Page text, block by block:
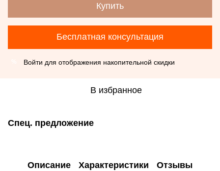
Купить
Бесплатная консультация
Войти для отображения накопительной скидки
В избранное
Спец. предложение
Описание Характеристики Отзывы